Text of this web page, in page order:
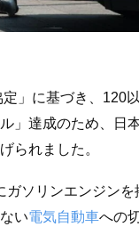
」に基づき、120
」達成のため、日
られました。
ソリンエンジン
い電気自動車への